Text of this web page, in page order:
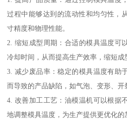
过程中能够达到的流动性和均匀性，
寸精度和物理性能。
2. 缩短成型周期：合适的模具温度可
冷却时间，从而提高生产效率，缩短成
3. 减少废品率：稳定的模具温度有助
而导致的产品缺陷，如气泡、变形、开
4. 改善加工工艺：油模温机可以根据
地调整模具温度，为生产提供更优化的